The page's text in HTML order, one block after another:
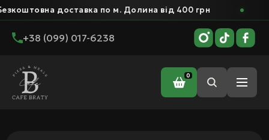
доставка по м. Долина від 400 грн
+38 (099) 017-6238
0
Головна /